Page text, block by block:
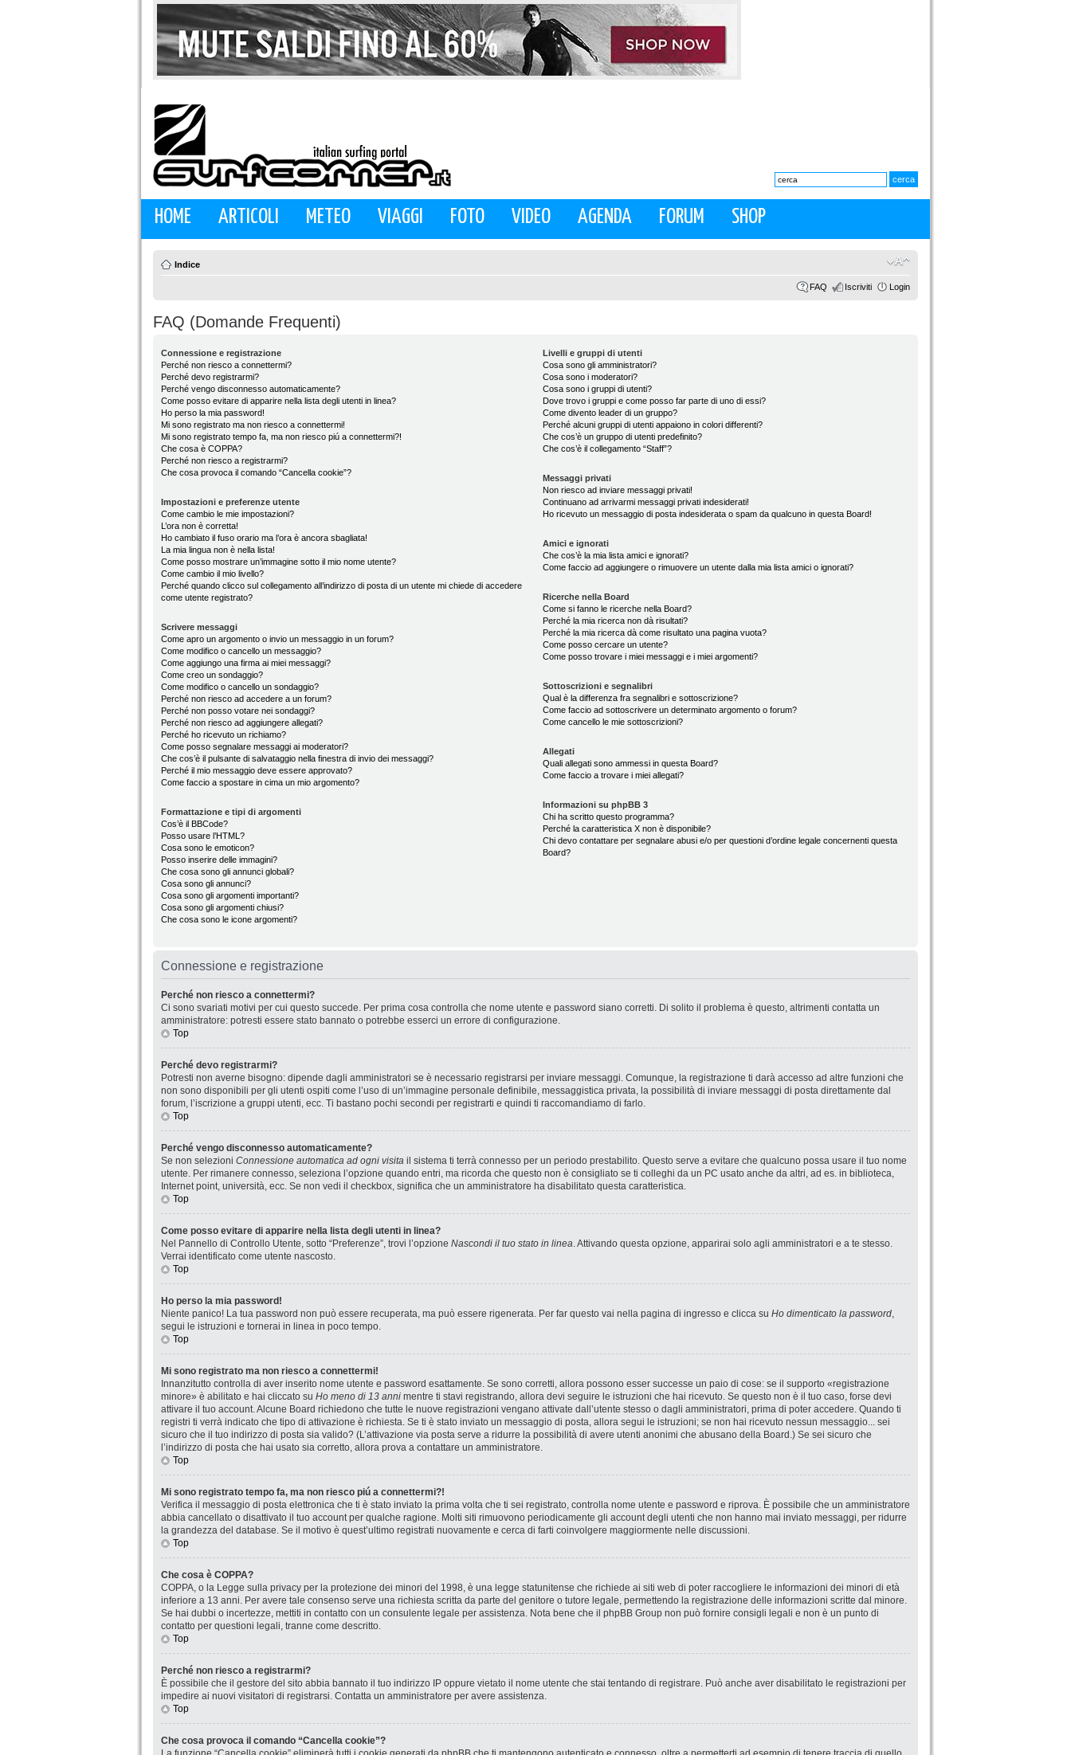
HOME ARTICOLI METEO VIAGGI FOTO VIDEO AGENDA FORUM SHOP
Indice
FAQ Iscriviti Login
FAQ (Domande Frequenti)
Connessione e registrazione
Perché non riesco a connettermi?
Perché devo registrarmi?
Perché vengo disconnesso automaticamente?
Come posso evitare di apparire nella lista degli utenti in linea?
Ho perso la mia password!
Mi sono registrato ma non riesco a connettermi!
Mi sono registrato tempo fa, ma non riesco piú a connettermi?!
Che cosa è COPPA?
Perché non riesco a registrarmi?
Che cosa provoca il comando “Cancella cookie”?
Impostazioni e preferenze utente
Come cambio le mie impostazioni?
L’ora non è corretta!
Ho cambiato il fuso orario ma l’ora è ancora sbagliata!
La mia lingua non è nella lista!
Come posso mostrare un’immagine sotto il mio nome utente?
Come cambio il mio livello?
Perché quando clicco sul collegamento all’indirizzo di posta di un utente mi chiede di accedere
come utente registrato?
Scrivere messaggi
Come apro un argomento o invio un messaggio in un forum?
Come modifico o cancello un messaggio?
Come aggiungo una firma ai miei messaggi?
Come creo un sondaggio?
Come modifico o cancello un sondaggio?
Perché non riesco ad accedere a un forum?
Perché non posso votare nei sondaggi?
Perché non riesco ad aggiungere allegati?
Perché ho ricevuto un richiamo?
Come posso segnalare messaggi ai moderatori?
Che cos’è il pulsante di salvataggio nella finestra di invio dei messaggi?
Perché il mio messaggio deve essere approvato?
Come faccio a spostare in cima un mio argomento?
Formattazione e tipi di argomenti
Cos’è il BBCode?
Posso usare l’HTML?
Cosa sono le emoticon?
Posso inserire delle immagini?
Che cosa sono gli annunci globali?
Cosa sono gli annunci?
Cosa sono gli argomenti importanti?
Cosa sono gli argomenti chiusi?
Che cosa sono le icone argomenti?
Livelli e gruppi di utenti
Cosa sono gli amministratori?
Cosa sono i moderatori?
Cosa sono i gruppi di utenti?
Dove trovo i gruppi e come posso far parte di uno di essi?
Come divento leader di un gruppo?
Perché alcuni gruppi di utenti appaiono in colori differenti?
Che cos’è un gruppo di utenti predefinito?
Che cos’è il collegamento “Staff”?
Messaggi privati
Non riesco ad inviare messaggi privati!
Continuano ad arrivarmi messaggi privati indesiderati!
Ho ricevuto un messaggio di posta indesiderata o spam da qualcuno in questa Board!
Amici e ignorati
Che cos’è la mia lista amici e ignorati?
Come faccio ad aggiungere o rimuovere un utente dalla mia lista amici o ignorati?
Ricerche nella Board
Come si fanno le ricerche nella Board?
Perché la mia ricerca non dà risultati?
Perché la mia ricerca dà come risultato una pagina vuota?
Come posso cercare un utente?
Come posso trovare i miei messaggi e i miei argomenti?
Sottoscrizioni e segnalibri
Qual è la differenza fra segnalibri e sottoscrizione?
Come faccio ad sottoscrivere un determinato argomento o forum?
Come cancello le mie sottoscrizioni?
Allegati
Quali allegati sono ammessi in questa Board?
Come faccio a trovare i miei allegati?
Informazioni su phpBB 3
Chi ha scritto questo programma?
Perché la caratteristica X non è disponibile?
Chi devo contattare per segnalare abusi e/o per questioni d’ordine legale concernenti questa
Board?
Connessione e registrazione
Perché non riesco a connettermi?
Ci sono svariati motivi per cui questo succede. Per prima cosa controlla che nome utente e password siano corretti. Di solito il problema è questo, altrimenti contatta un
amministratore: potresti essere stato bannato o potrebbe esserci un errore di configurazione.
Top
Perché devo registrarmi?
Potresti non averne bisogno: dipende dagli amministratori se è necessario registrarsi per inviare messaggi. Comunque, la registrazione ti darà accesso ad altre funzioni che
non sono disponibili per gli utenti ospiti come l’uso di un’immagine personale definibile, messaggistica privata, la possibilità di inviare messaggi di posta direttamente dal
forum, l’iscrizione a gruppi utenti, ecc. Ti bastano pochi secondi per registrarti e quindi ti raccomandiamo di farlo.
Top
Perché vengo disconnesso automaticamente?
Se non selezioni Connessione automatica ad ogni visita il sistema ti terrà connesso per un periodo prestabilito. Questo serve a evitare che qualcuno possa usare il tuo nome
utente. Per rimanere connesso, seleziona l’opzione quando entri, ma ricorda che questo non è consigliato se ti colleghi da un PC usato anche da altri, ad es. in biblioteca,
Internet point, università, ecc. Se non vedi il checkbox, significa che un amministratore ha disabilitato questa caratteristica.
Top
Come posso evitare di apparire nella lista degli utenti in linea?
Nel Pannello di Controllo Utente, sotto “Preferenze”, trovi l’opzione Nascondi il tuo stato in linea. Attivando questa opzione, apparirai solo agli amministratori e a te stesso.
Verrai identificato come utente nascosto.
Top
Ho perso la mia password!
Niente panico! La tua password non può essere recuperata, ma può essere rigenerata. Per far questo vai nella pagina di ingresso e clicca su Ho dimenticato la password,
segui le istruzioni e tornerai in linea in poco tempo.
Top
Mi sono registrato ma non riesco a connettermi!
Innanzitutto controlla di aver inserito nome utente e password esattamente. Se sono corretti, allora possono esser successe un paio di cose: se il supporto «registrazione
minore» è abilitato e hai cliccato su Ho meno di 13 anni mentre ti stavi registrando, allora devi seguire le istruzioni che hai ricevuto. Se questo non è il tuo caso, forse devi
attivare il tuo account. Alcune Board richiedono che tutte le nuove registrazioni vengano attivate dall’utente stesso o dagli amministratori, prima di poter accedere. Quando ti
registri ti verrà indicato che tipo di attivazione è richiesta. Se ti è stato inviato un messaggio di posta, allora segui le istruzioni; se non hai ricevuto nessun messaggio... sei
sicuro che il tuo indirizzo di posta sia valido? (L’attivazione via posta serve a ridurre la possibilità di avere utenti anonimi che abusano della Board.) Se sei sicuro che
l’indirizzo di posta che hai usato sia corretto, allora prova a contattare un amministratore.
Top
Mi sono registrato tempo fa, ma non riesco piú a connettermi?!
Verifica il messaggio di posta elettronica che ti è stato inviato la prima volta che ti sei registrato, controlla nome utente e password e riprova. È possibile che un amministratore
abbia cancellato o disattivato il tuo account per qualche ragione. Molti siti rimuovono periodicamente gli account degli utenti che non hanno mai inviato messaggi, per ridurre
la grandezza del database. Se il motivo è quest’ultimo registrati nuovamente e cerca di farti coinvolgere maggiormente nelle discussioni.
Top
Che cosa è COPPA?
COPPA, o la Legge sulla privacy per la protezione dei minori del 1998, è una legge statunitense che richiede ai siti web di poter raccogliere le informazioni dei minori di età
inferiore a 13 anni. Per avere tale consenso serve una richiesta scritta da parte del genitore o tutore legale, permettendo la registrazione delle informazioni scritte dal minore.
Se hai dubbi o incertezze, mettiti in contatto con un consulente legale per assistenza. Nota bene che il phpBB Group non può fornire consigli legali e non è un punto di
contatto per questioni legali, tranne come descritto.
Top
Perché non riesco a registrarmi?
È possibile che il gestore del sito abbia bannato il tuo indirizzo IP oppure vietato il nome utente che stai tentando di registrare. Può anche aver disabilitato le registrazioni per
impedire ai nuovi visitatori di registrarsi. Contatta un amministratore per avere assistenza.
Top
Che cosa provoca il comando “Cancella cookie”?